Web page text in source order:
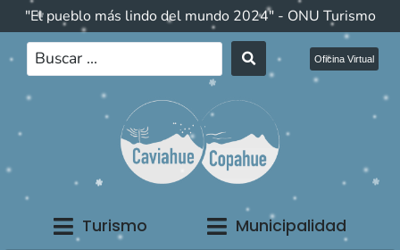
"El pueblo más lindo del mundo 2024" - ONU Turismo
Oficina Virtual
Turismo Municipalidad